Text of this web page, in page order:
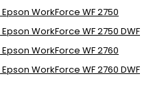
Epson WorkForce WF 2750
Epson WorkForce WF 2750 DWF
Epson WorkForce WF 2760
Epson WorkForce WF 2760 DWF